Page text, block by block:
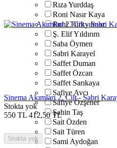
Rıza Yurddaş
Roni Nasır Kaya
Ruhi Türkyılmaz
Ş. Elif Yıldırım
Saba Öymen
Sabri Karayel
Saffet Duman
Saffet Özcan
Saffet Sarıkaya
Safiye Avcı
Safiye Özşener
Şahin Taş
Sait Özden
Sait Türen
Sami Aydoğan
Sinema Akımları 2. Cilt - Sabri
Stokta yok
550 TL 412,50 TL
Stokta yok